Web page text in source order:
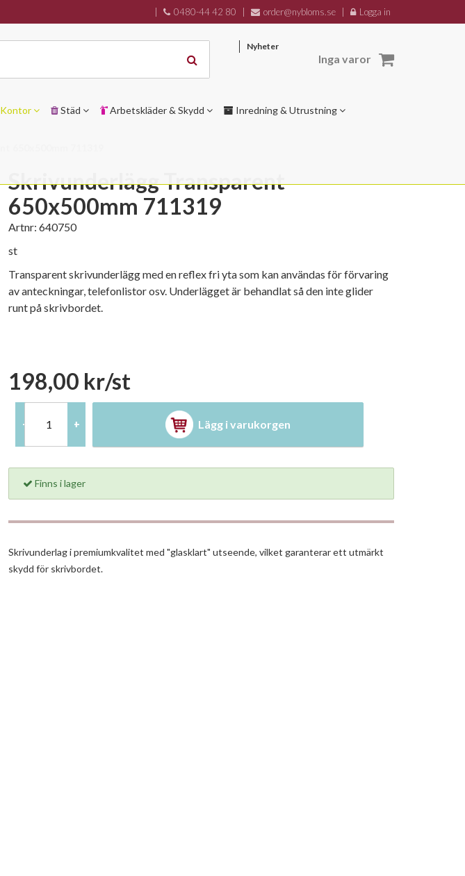
Skrivunderlägg Transparent
650x500mm 711319
Artnr: 640750
st
Transparent skrivunderlägg med en reflex fri yta som kan användas för förvaring
av anteckningar, telefonlistor osv. Underlägget är behandlat så den inte glider
runt på skrivbordet.
198,00 kr/st
- + Lägg i varukorgen
Finns i lager
Skrivunderlag i premiumkvalitet med "glasklart" utseende, vilket garanterar ett utmärkt
skydd för skrivbordet.
0480-44 42 80 order@nybloms.se Logga in
Nyheter
Inga varor
Kontor Städ Arbetskläder & Skydd Inredning & Utrustning